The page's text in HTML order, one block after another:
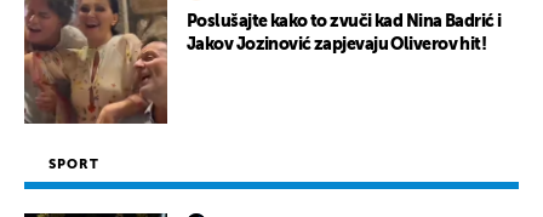
Poslušajte kako to zvuči kad Nina Badrić i
Jakov Jozinović zapjevaju Oliverov hit!
SPORT